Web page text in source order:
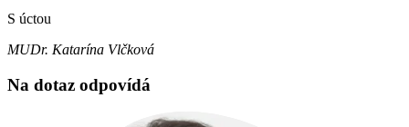
S úctou
MUDr. Katarína Vlčková
Na dotaz odpovídá